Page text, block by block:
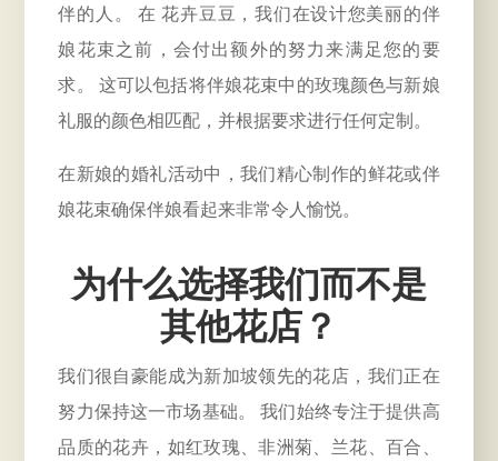
伴的人。 在 花卉豆豆，我们在设计您美丽的伴
娘花束之前，会付出额外的努力来满足您的要
求。 这可以包括将伴娘花束中的玫瑰颜色与新娘
礼服的颜色相匹配，并根据要求进行任何定制。
在新娘的婚礼活动中，我们精心制作的鲜花或伴
娘花束确保伴娘看起来非常令人愉悦。
为什么选择我们而不是
其他花店？
我们很自豪能成为新加坡领先的花店，我们正在
努力保持这一市场基础。 我们始终专注于提供高
品质的花卉，如红玫瑰、非洲菊、兰花、百合、